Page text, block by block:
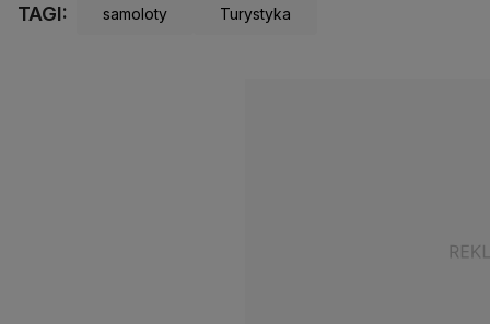
TAGI: samoloty Turystyka